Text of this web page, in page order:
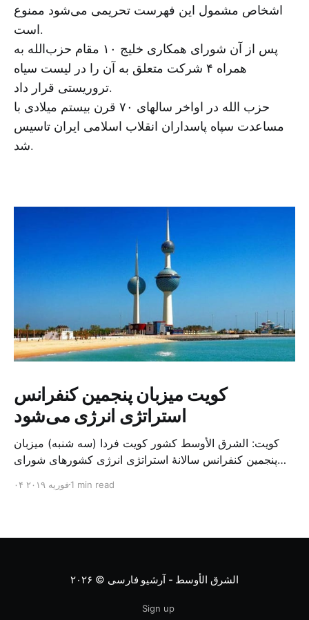
اشخاص مشمول این فهرست تحریمی می‌شود ممنوع
است.
پس از آن شورای همکاری خلیج ۱۰ مقام حزب‌الله به
همراه ۴ شرکت متعلق به آن را در لیست سیاه
تروریستی قرار داد.
حزب الله در اواخر سالهای ۷۰ قرن بیستم میلادی با
مساعدت سپاه پاسداران انقلاب اسلامی ایران تاسیس
شد.
کویت میزبان پنجمین کنفرانس
استراتژی انرژی می‌شود
کویت: الشرق الأوسط کشور کویت فردا (سه شنبه) میزبان
پنجمین کنفرانس سالانهٔ استراتژی انرژی کشورهای شورای
متخصص از شرکت‌های جهانی نفت و گاز در این کنفرانس
۰۴ فوریه ۲۰۱۹1 min read
الشرق الأوسط - آرشیو فارسی © ۲۰۲۶
Sign up